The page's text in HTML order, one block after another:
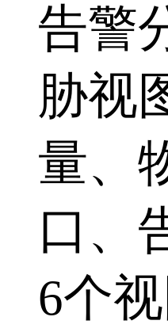
告警
胁视
量、
口、
6个视